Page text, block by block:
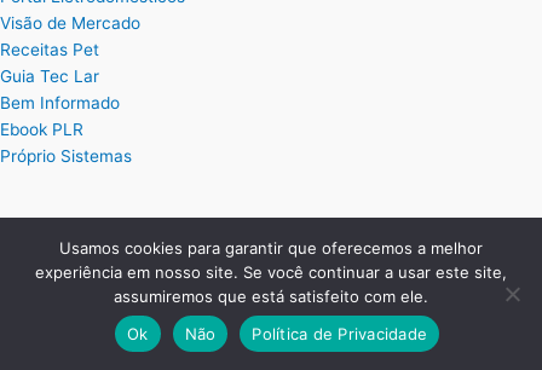
Visão de Mercado
Receitas Pet
Guia Tec Lar
Bem Informado
Ebook PLR
Próprio Sistemas
Posts
Planilha Excel de Cálculo de Hora Extra
Planilha Excel para Plano de Cargos e Salários
Planilha de Ordem de Serviço Completa
Planilha de Controle de Treinamentos
Usamos cookies para garantir que oferecemos a melhor
experiência em nosso site. Se você continuar a usar este site,
assumiremos que está satisfeito com ele.
Ok
Não Política de Privacidade